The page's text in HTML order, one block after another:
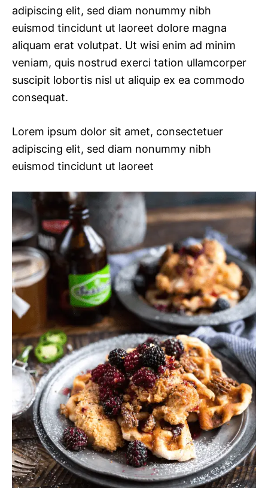
adipiscing elit, sed diam nonummy nibh
euismod tincidunt ut laoreet dolore magna
aliquam erat volutpat. Ut wisi enim ad minim
veniam, quis nostrud exerci tation ullamcorper
suscipit lobortis nisl ut aliquip ex ea commodo
consequat.
Lorem ipsum dolor sit amet, consectetuer
adipiscing elit, sed diam nonummy nibh
euismod tincidunt ut laoreet